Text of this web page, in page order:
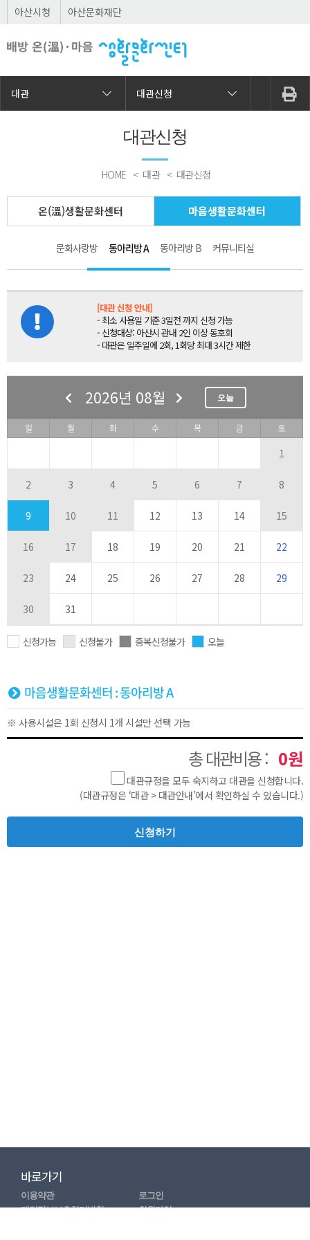
아산시청 아산문화재단
대관 대관신청
대관신청
HOME 대관 대관신청
온(溫)생활문화센터 마음생활문화센터
문화사랑방 동아리방 A 동아리방 B 커뮤니티실
[대관 신청 안내]
- 최소 사용일 기준 3일전 까지 신청 가능
- 신청대상: 아산시 관내 2인 이상 동호회
- 대관은 일주일에 2회, 1회당 최대 3시간 제한
2026년 08월 오늘
일 월 화 수 목 금 토
1
2 3 4 5 6 7 8
9 10 11 12 13 14 15
16 17 18 19 20 21 22
23 24 25 26 27 28 29
30 31
신청가능 신청불가 중복신청불가 오늘
마음생활문화센터 : 동아리방 A
※ 사용시설은 1회 신청시 1개 시설만 선택 가능
총 대관비용 : 0원
대관규정을 모두 숙지하고 대관을 신청합니다.
(대관규정은 ‘대관 > 대관안내’에서 확인하실 수 있습니다.)
신청하기
바로가기
이용약관
로그인
개인정보보호처리방침
회원가입